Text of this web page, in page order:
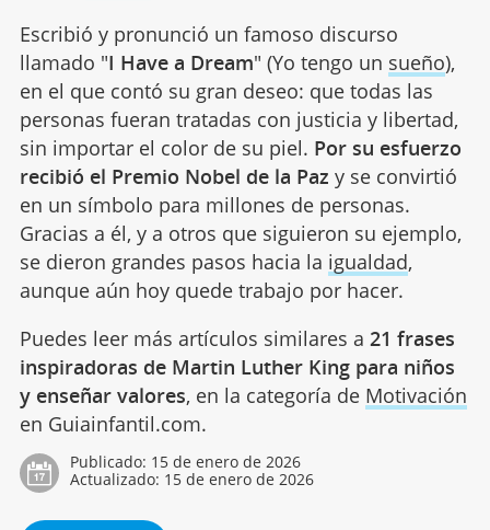
Escribió y pronunció un famoso discurso
llamado "I Have a Dream" (Yo tengo un sueño),
en el que contó su gran deseo: que todas las
personas fueran tratadas con justicia y libertad,
sin importar el color de su piel. Por su esfuerzo
recibió el Premio Nobel de la Paz y se convirtió
en un símbolo para millones de personas.
Gracias a él, y a otros que siguieron su ejemplo,
se dieron grandes pasos hacia la igualdad,
aunque aún hoy quede trabajo por hacer.
Puedes leer más artículos similares a 21 frases
inspiradoras de Martin Luther King para niños
y enseñar valores, en la categoría de Motivación
en Guiainfantil.com.
Publicado: 15 de enero de 2026
Actualizado: 15 de enero de 2026